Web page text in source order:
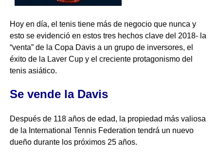
Hoy en día, el tenis tiene más de negocio que nunca y
esto se evidenció en estos tres hechos clave del 2018- la
“venta” de la Copa Davis a un grupo de inversores, el
éxito de la Laver Cup y el creciente protagonismo del
tenis asiático.
Se vende la Davis
Después de 118 años de edad, la propiedad más valiosa
de la International Tennis Federation tendrá un nuevo
dueño durante los próximos 25 años.